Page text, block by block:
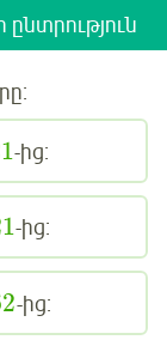
-ից:
-ից:
-ից: